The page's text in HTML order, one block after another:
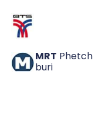
MRT Phetch
buri